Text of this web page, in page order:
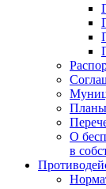
Планы
О
в